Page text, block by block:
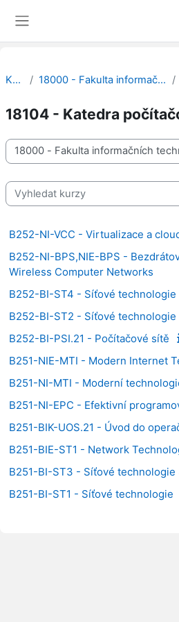
Kurzy 18000 - Fakulta informačních technologií
18104 - Katedra
Kategorie kurzů
Vyhledat kurzy
B252-NI-VCC - Virtualizace a
B252-NI-BPS,NIE-BPS -
Wireless Computer Networks
B252-BI-ST4 - Síťové technologie
B252-BI-ST2 - Síťové technologie
B252-BI-PSI.21 - Počítačové sítě
B251-NIE-MTI - Modern Internet
B251-NI-MTI - Moderní
B251-NI-EPC - Efektivní
B251-BIK-UOS.21 - Úvod do
B251-BIE-ST1 - Network
B251-BI-ST3 - Síťové technologie
B251-BI-ST1 - Síťové technologie